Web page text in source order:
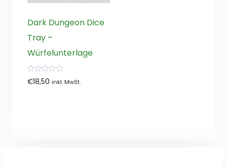
Dark Dungeon Dice
Tray –
Würfelunterlage
0
von
€18,50 inkl. MwSt.